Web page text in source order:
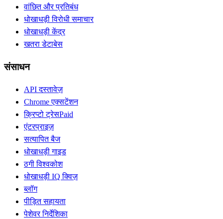
वांछित और प्रतिबंध
धोखाधड़ी विरोधी समाचार
धोखाधड़ी केंद्र
खतरा डेटाबेस
संसाधन
API दस्तावेज़
Chrome एक्सटेंशन
क्रिप्टो ट्रेसPaid
एंटरप्राइज़
सत्यापित बैज
धोखाधड़ी गाइड
ठगी विश्वकोश
धोखाधड़ी IQ क्विज़
ब्लॉग
पीड़ित सहायता
पेशेवर निर्देशिका